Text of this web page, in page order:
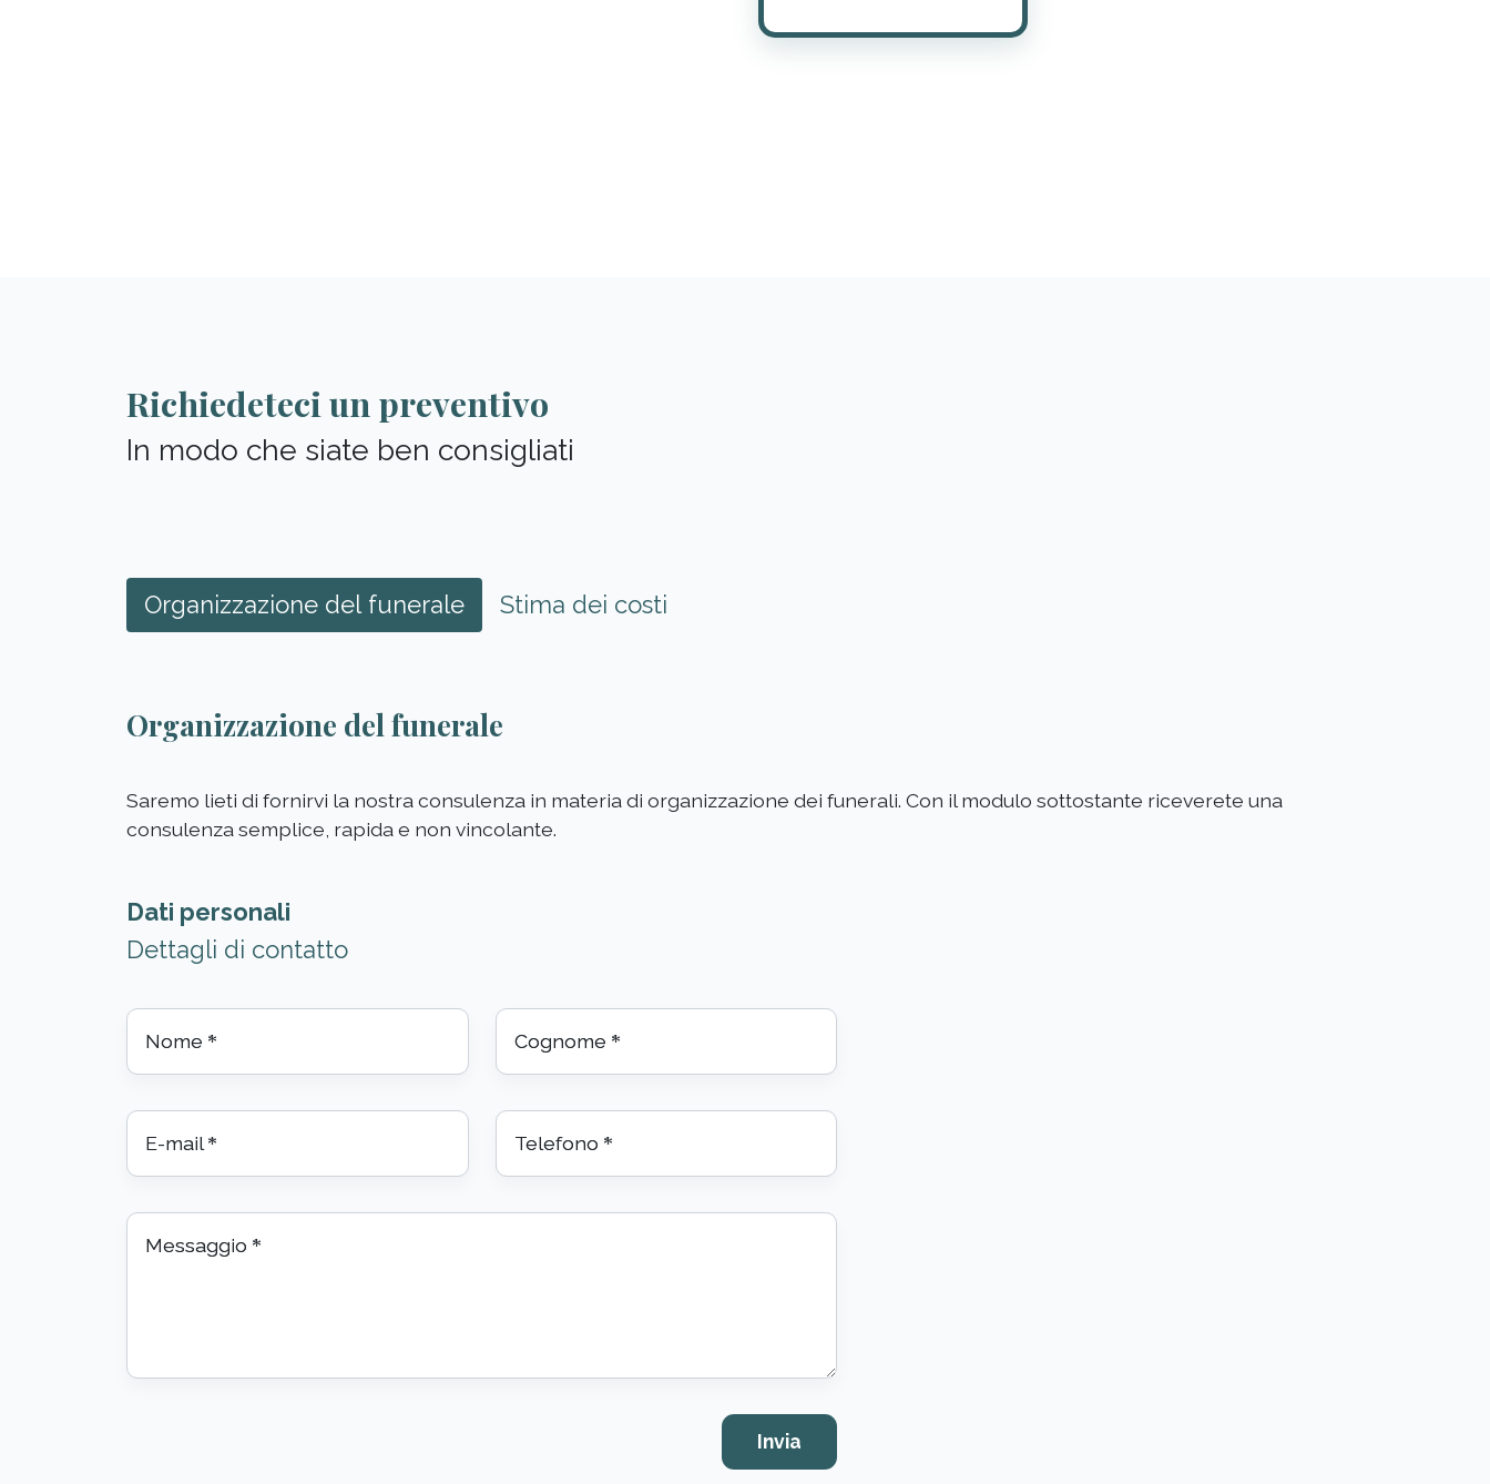
Richiedeteci un preventivo
In modo che siate ben consigliati
Organizzazione del funerale Stima dei costi
Organizzazione del funerale
Saremo lieti di fornirvi la nostra consulenza in materia di organizzazione dei funerali. Con il modulo sottostante riceverete una
consulenza semplice, rapida e non vincolante.
Dati personali
Dettagli di contatto
Nome * Cognome *
E-mail * Telefono *
Messaggio *